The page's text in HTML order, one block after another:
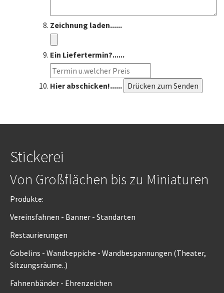
Zeichnung laden......
Ein Liefertermin?......
Hier abschicken!......
Stickerei
Von Großflächen bis zu Miniaturen
Produkte:
Vereinsfahnen - Banner - Standarten
Restaurierungen
Gobelins - Wandteppiche - Wandbespannungen (Theater,
Sitzungsräume..)
Fahnenbänder - Ehrenzeichen